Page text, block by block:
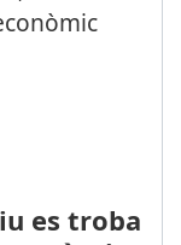
es troba